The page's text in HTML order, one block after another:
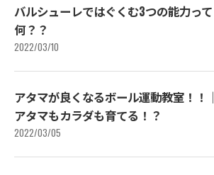
バルシューレではぐくむ3つの能力って
何？？
2022/03/10
アタマが良くなるボール運動教室！！｜
アタマもカラダも育てる！？
2022/03/05